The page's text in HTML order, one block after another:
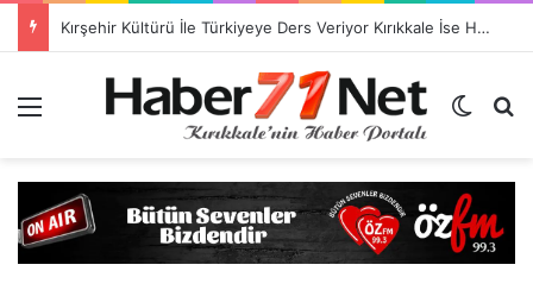
TSO Başkan Adayı Emrah Doğan’dan EXPOKALE Vizyonu
Dış